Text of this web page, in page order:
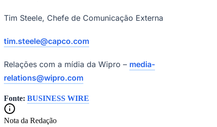
Tim Steele, Chefe de Comunicação Externa
tim.steele@capco.com
Relações com a mídia da Wipro – media-
relations@wipro.com
Fonte: BUSINESS WIRE
Nota da Redação